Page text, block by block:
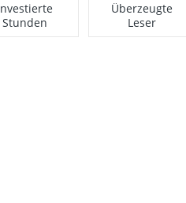
Stunden
Überzeugte
Leser